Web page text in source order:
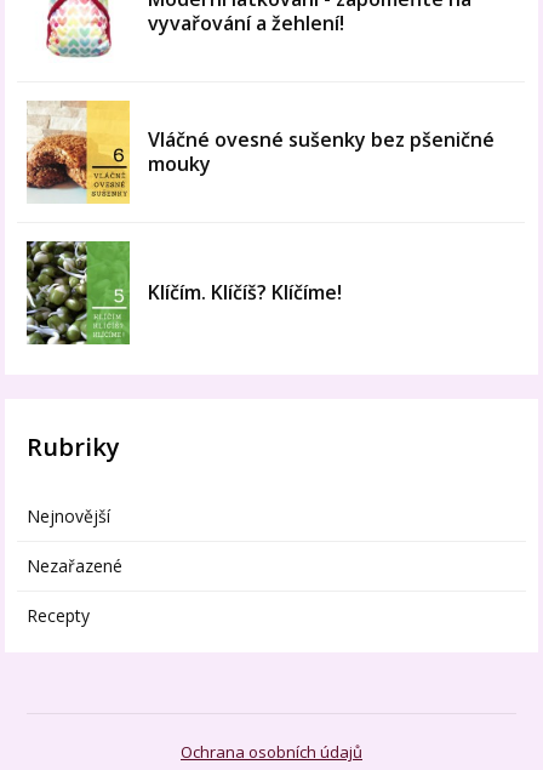
vyvařování a žehlení!
Vláčné ovesné sušenky bez pšeničné
mouky
Klíčím. Klíčíš? Klíčíme!
Rubriky
Nejnovější
Nezařazené
Recepty
Ochrana osobních údajů